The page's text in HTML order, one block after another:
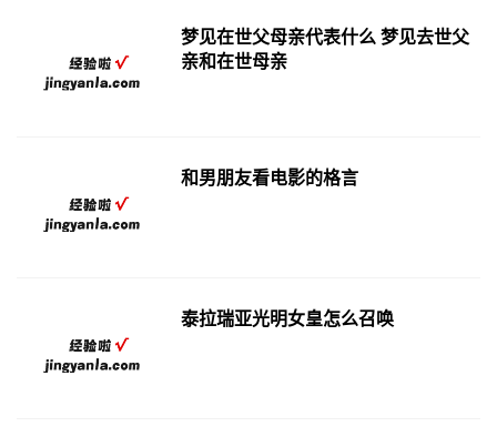
梦见在世父母亲代表什么 梦见去世父
亲和在世母亲
和男朋友看电影的格言
泰拉瑞亚光明女皇怎么召唤